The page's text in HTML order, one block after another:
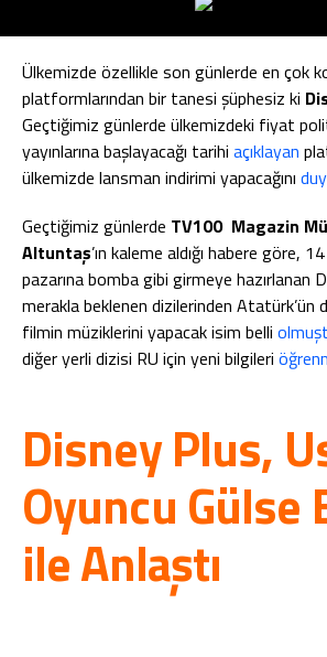
Ülkemizde özellikle son günlerde en çok
platformlarından bir tanesi şüphesiz ki
Geçtiğimiz günlerde ülkemizdeki fiyat
yayınlarına başlayacağı tarihi açıklayan
ülkemizde lansman indirimi yapacağını
Geçtiğimiz günlerde TV100 Magazin
Altuntaş’ın kaleme aldığı habere göre,
pazarına bomba gibi girmeye hazırlanan
merakla beklenen dizilerinden Atatürk’ün
filmin müziklerini yapacak isim belli
diğer yerli dizisi RU için yeni bilgileri
Disney Plus,
Oyuncu Gülse
ile Anlaştı